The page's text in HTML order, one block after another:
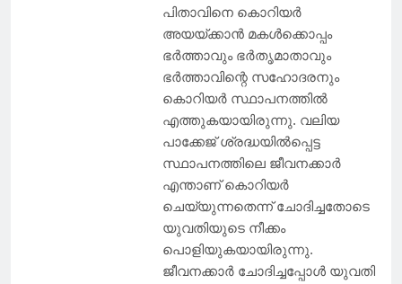
പിതാവിനെ കൊറിയര്‍
അയയ്ക്കാന്‍ മകള്‍ക്കൊപ്പം
ഭര്‍ത്താവും ഭര്‍തൃമാതാവും
ഭര്‍ത്താവിന്റെ സഹോദരനും
കൊറിയര്‍ സ്ഥാപനത്തില്‍
എത്തുകയായിരുന്നു. വലിയ
പാക്കേജ് ശ്രദ്ധയില്‍പ്പെട്ട
സ്ഥാപനത്തിലെ ജീവനക്കാര്‍
എന്താണ് കൊറിയര്‍
ചെയ്യുന്നതെന്ന് ചോദിച്ചതോടെ
യുവതിയുടെ നീക്കം
പൊളിയുകയായിരുന്നു.
ജീവനക്കാര്‍ ചോദിച്ചപ്പോള്‍ യുവതി